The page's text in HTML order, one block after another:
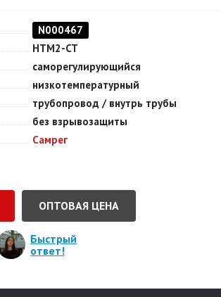
N000467
HTM2-CT
саморегулирующийся
низкотемпературный
трубопровод / внутрь трубы
без взрывозащиты
Самрег
ОПТОВАЯ ЦЕНА
Быстрый
ответ!